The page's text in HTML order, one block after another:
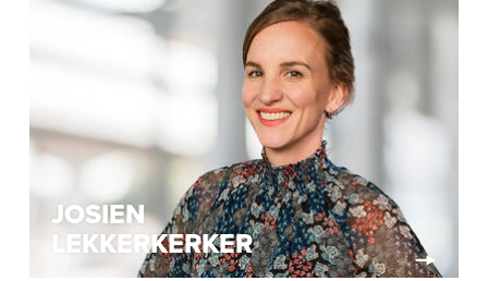
JOSIEN
LEKKERKERKER